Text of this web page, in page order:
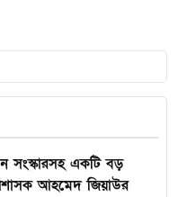
সংস্কারসহ একটি বড়
আহমেদ জিয়াউর